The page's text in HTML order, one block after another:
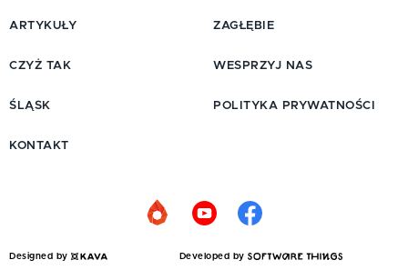
ARTYKUŁY
CZYŻ TAK
ŚLĄSK
ZAGŁĘBIE
WESPRZYJ NAS
POLITYKA PRYWATNOŚCI
KONTAKT
Designed by Developed by